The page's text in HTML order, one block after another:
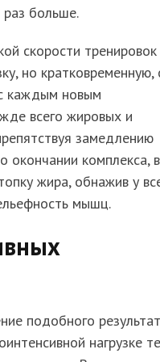
больше.
скорости тренировок
но кратковременную,
каждым новым
всего жировых и
замедлению
окончании комплекса, в
жира, обнажив у
мышц.
подобного
нагрузке